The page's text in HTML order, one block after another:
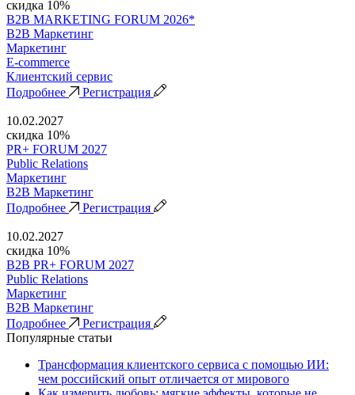
скидка 10%
B2B MARKETING FORUM 2026*
B2B Маркетинг
Маркетинг
E-commerce
Клиентский сервис
Подробнее
Регистрация
10.02.2027
скидка 10%
PR+ FORUM 2027
Public Relations
Маркетинг
B2B Маркетинг
Подробнее
Регистрация
10.02.2027
скидка 10%
B2B PR+ FORUM 2027
Public Relations
Маркетинг
B2B Маркетинг
Подробнее
Регистрация
Популярные статьи
Трансформация клиентского сервиса с помощью ИИ:
чем российский опыт отличается от мирового